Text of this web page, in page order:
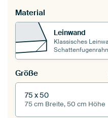
Material
Leinwand
Klassisches
Größe
75 x 50
75 cm Breite, 50 cm Höhe